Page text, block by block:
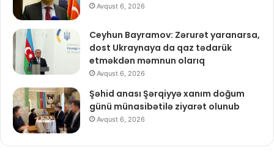
Avqust 6, 2026
Ceyhun Bayramov: Zərurət yaranarsa,
dost Ukraynaya da qaz tədarük
etməkdən məmnun olarıq
Avqust 6, 2026
Şəhid anası Şərqiyyə xanım doğum
günü münasibətilə ziyarət olunub
Avqust 6, 2026